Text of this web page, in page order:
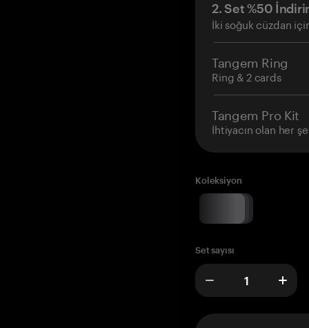
2. Set %50
İki soğuk cüzdan
Tangem Ring
Ring & 2 cards
Tangem Pro Kit
İhtiyacın olan her
Koleksiyon
Set sayısı